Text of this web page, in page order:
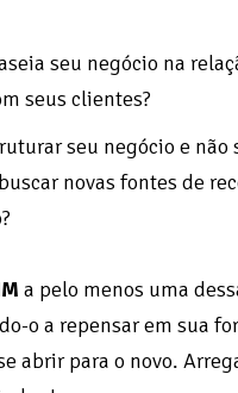
seu negócio na
seus clientes?
seu negócio e não
novas fontes de
a pelo menos uma
o a repensar em sua
abrir para o novo.